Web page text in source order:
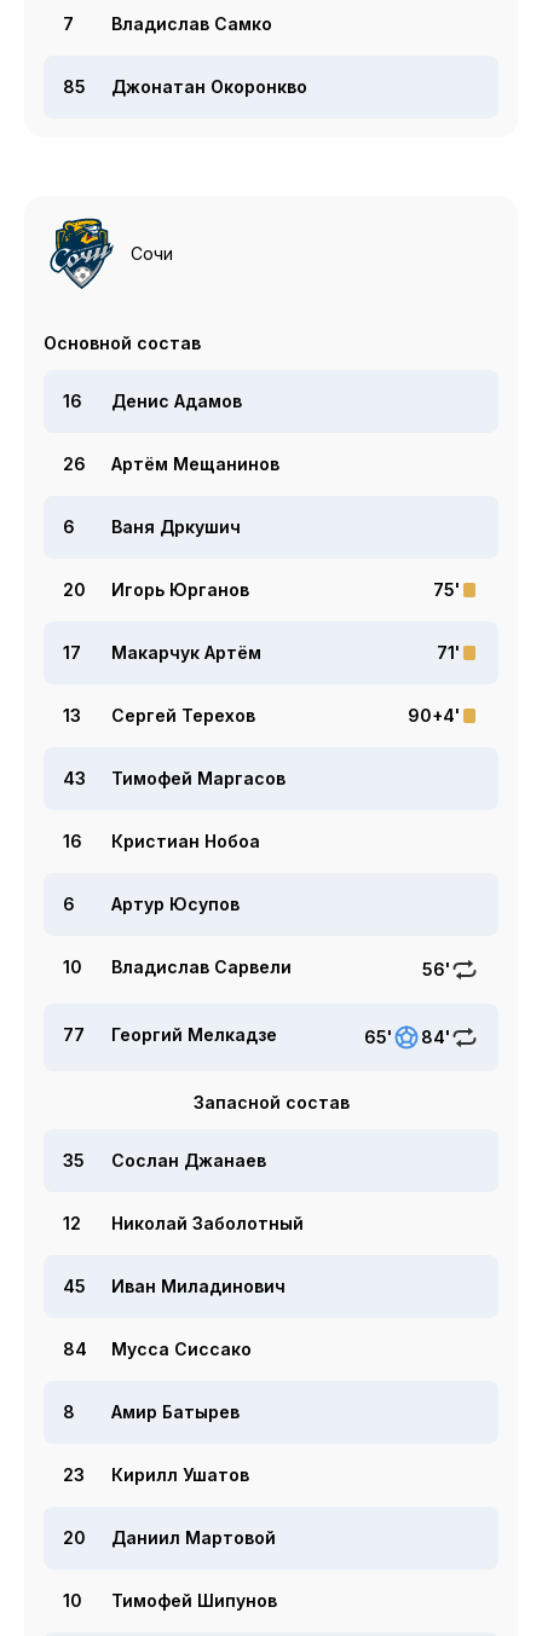
7 Владислав Самко
85 Джонатан Окоронкво
Сочи
Основной состав
16 Денис Адамов
26 Артём Мещанинов
6 Ваня Дркушич
20 Игорь Юрганов 75'
17 Макарчук Артём 71'
13 Сергей Терехов 90+4'
43 Тимофей Маргасов
16 Кристиан Нобоа
6 Артур Юсупов
10 Владислав Сарвели 56'
77 Георгий Мелкадзе 65' 84'
Запасной состав
35 Сослан Джанаев
12 Николай Заболотный
45 Иван Миладинович
84 Мусса Сиссако
8 Амир Батырев
23 Кирилл Ушатов
20 Даниил Мартовой
10 Тимофей Шипунов